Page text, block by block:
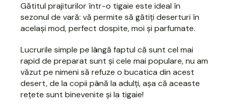
Gătitul prajiturilor într-o tigaie este ideal în
sezonul de vară: vă permite să gătiți deserturi în
același mod, perfect dospite, moi și parfumate.
Lucrurile simple pe lângă faptul că sunt cel mai
rapid de preparat sunt și cele mai populare, nu am
văzut pe nimeni să refuze o bucatica din acest
desert, de la copii până la adulți, așa că aceaste
rețete sunt binevenite și la tigaie!